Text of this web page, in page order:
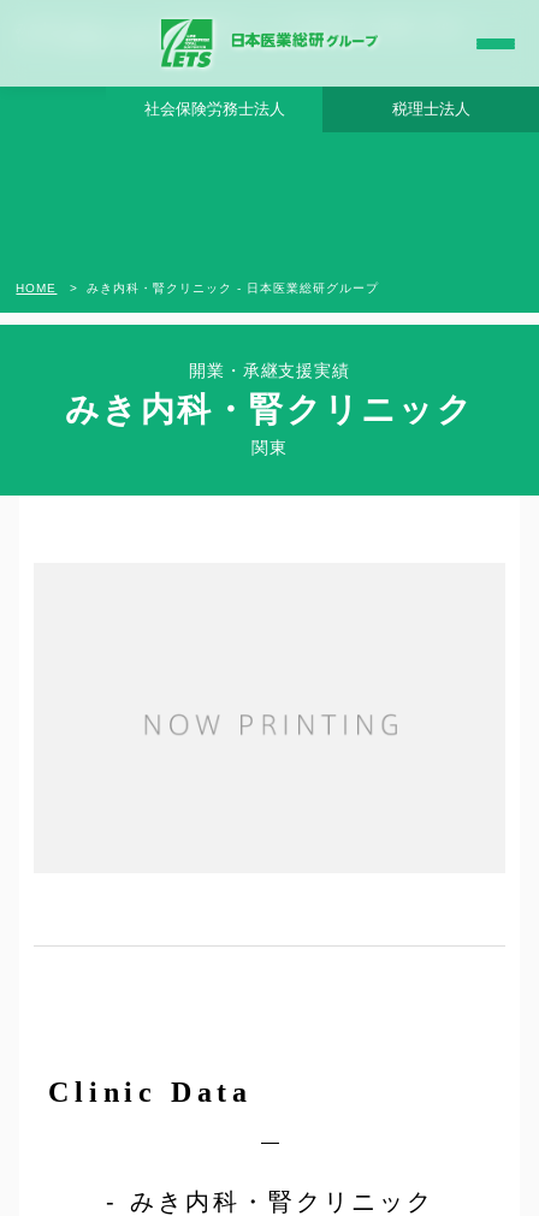
みき内科・腎クリニック - 日本医業総研グループ |日本医業総研｜医院開業・承継・ク
リニック経営支援・医療モール開発
社会保険労務士法人 税理士法人
開業・承継支援実績
みき内科・腎クリニック
関東
HOME みき内科・腎クリニック - 日本医業総研グループ
Clinic Success Case
Clinic Data
みき内科・腎クリニック